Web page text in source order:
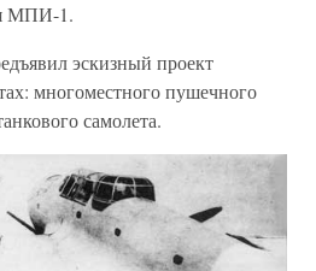
МПИ-1.
эскизный проект
многоместного пушечного
самолета.